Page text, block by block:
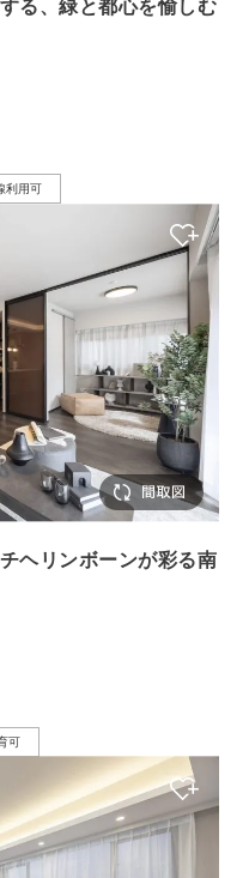
る、緑と都心を愉しむ
利用可
ヘリンボーンが彩る南
可